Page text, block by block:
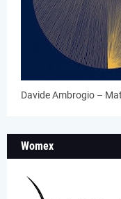
Davide Ambrogio –
Womex